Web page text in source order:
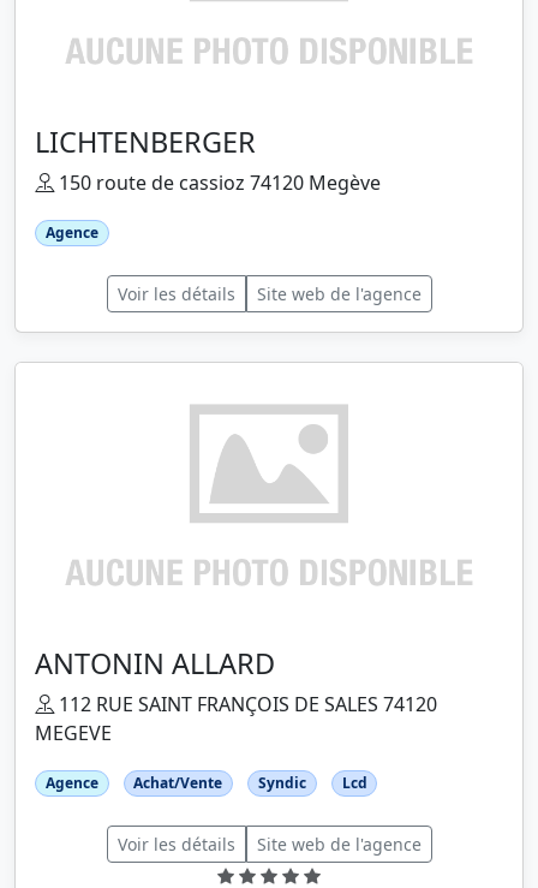
LICHTENBERGER
150 route de cassioz 74120 Megève
Agence
Voir les détails Site web de l'agence
ANTONIN ALLARD
112 RUE SAINT FRANÇOIS DE SALES 74120
MEGEVE
Agence Achat/Vente Syndic Lcd
Voir les détails Site web de l'agence